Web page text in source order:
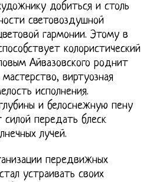
добиться и столь
световоздушной
гармонии. Этому в
колористический
Айвазовского роднит
виртуозная
исполнения.
и белоснежную пену
передать блеск
лучей.
передвижных
устраивать своих